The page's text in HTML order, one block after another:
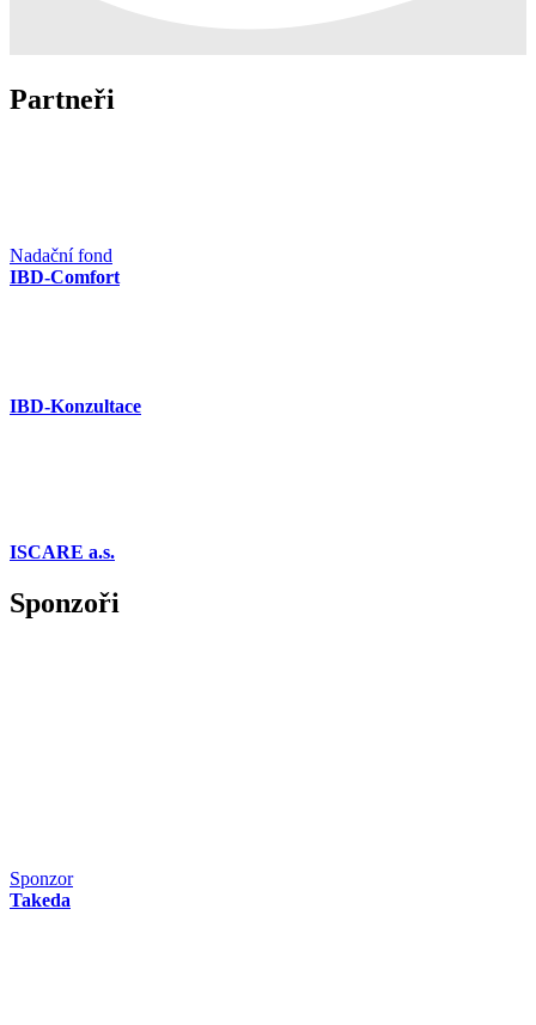
Partneři
Nadační fond
IBD-Comfort
IBD-Konzultace
ISCARE a.s.
Sponzoři
Sponzor
Takeda